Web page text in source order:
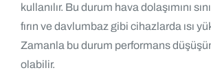
kullanılır. Bu durum hava dolaşımını
fırın ve davlumbaz gibi cihazlarda ısı
Zamanla bu durum performans
olabilir.